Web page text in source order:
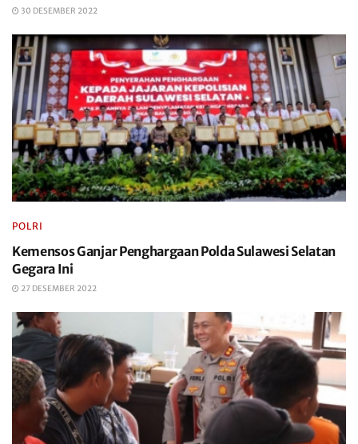
30 DESEMBER 2022
POLRI
Kemensos Ganjar Penghargaan Polda Sulawesi Selatan
Gegara Ini
27 DESEMBER 2022